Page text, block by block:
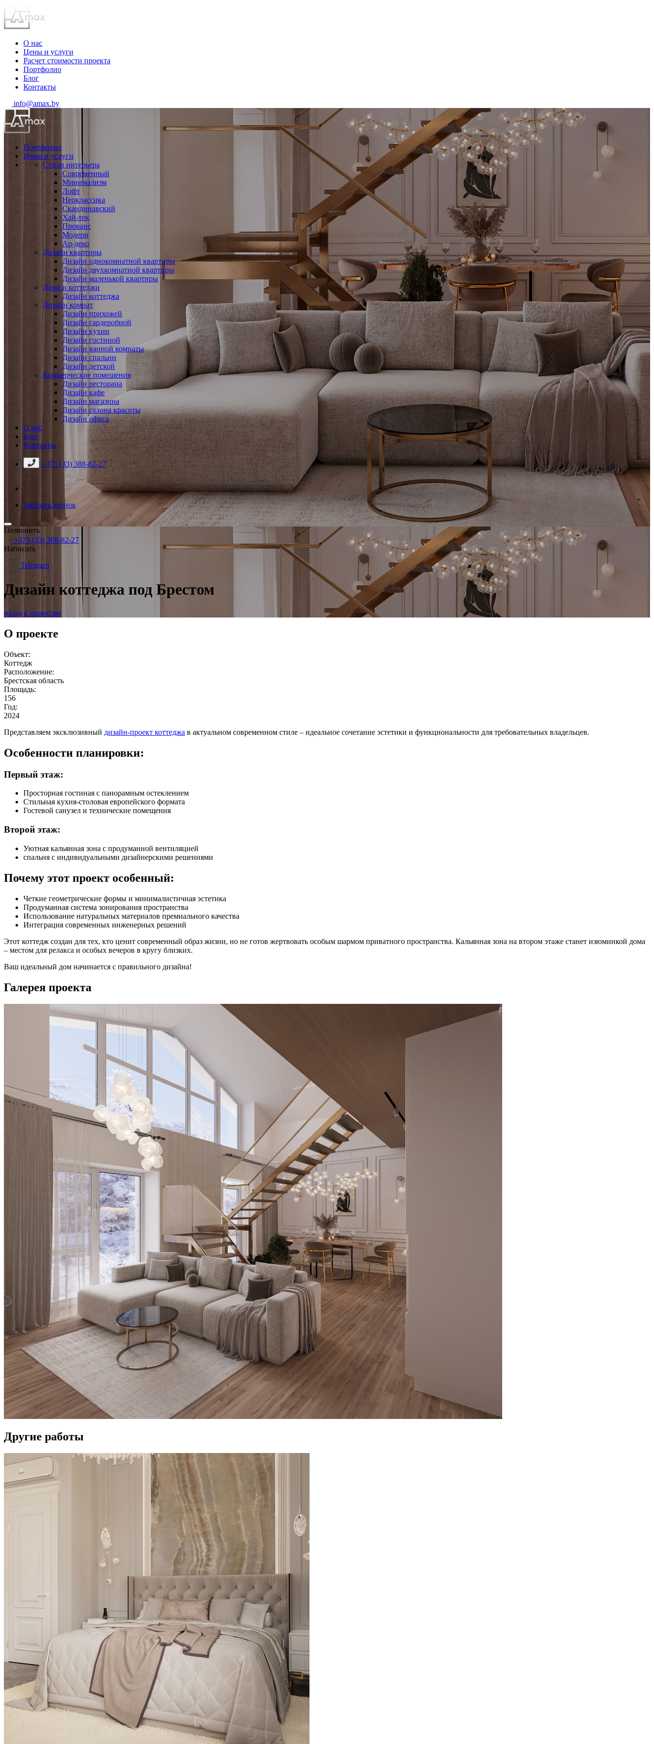
О нас
Цены и услуги
Расчет стоимости проекта
Портфолио
Блог
Контакты
info@amax.by
Портфолио
Цены и услуги
Стили интерьера
Современный
Минимализм
Лофт
Неоклассика
Скандинавский
Хай-тек
Прованс
Модерн
Ар-деко
Дизайн квартиры
Дизайн однокомнатной квартиры
Дизайн двухкомнатной квартиры
Дизайн маленькой квартиры
Дома и коттеджи
Дизайн коттеджа
Дизайн комнат
Дизайн прихожей
Дизайн гардеробной
Дизайн кухни
Дизайн гостиной
Дизайн ванной комнаты
Дизайн спальни
Дизайн детской
Коммерческие помещения
Дизайн ресторана
Дизайн кафе
Дизайн магазина
Дизайн салона красоты
Дизайн офиса
О нас
Блог
Контакты
+375 (33) 388-82-27
Заказать звонок
Позвонить
+375 (33) 388-82-27
Написать
Telegram
Дизайн коттеджа под Брестом
назад к проектам
О проекте
Объект:
Коттедж
Расположение:
Брестская область
Площадь:
156
Год:
2024
Представляем эксклюзивный дизайн-проект коттеджа в актуальном современном стиле – идеальное сочетание эстетики и функциональности для требовательных владельцев.
Особенности планировки:
Первый этаж:
Просторная гостиная с панорамным остеклением
Стильная кухня-столовая европейского формата
Гостевой санузел и технические помещения
Второй этаж:
Уютная кальянная зона с продуманной вентиляцией
спальня с индивидуальными дизайнерскими решениями
Почему этот проект особенный:
Четкие геометрические формы и минималистичная эстетика
Продуманная система зонирования пространства
Использование натуральных материалов премиального качества
Интеграция современных инженерных решений
Этот коттедж создан для тех, кто ценит современный образ жизни, но не готов жертвовать особым шармом приватного пространства. Кальянная зона на втором этаже станет изюминкой дома
– местом для релакса и особых вечеров в кругу близких.
Ваш идеальный дом начинается с правильного дизайна!
Галерея проекта
Другие работы